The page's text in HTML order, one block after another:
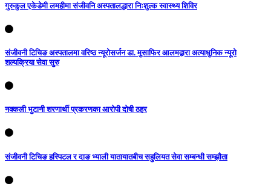
गुरुकुल एकेडेमी लमहीमा संजीवनि अस्पतालद्धारा निःशुल्क स्वास्थ्य शिविर
संजीवनी टिचिङ अस्पतालमा वरिष्ठ न्यूरोसर्जन डा. मुसाफिर आलमद्वारा अत्याधुनिक न्यूरो
शल्यक्रिया सेवा सुरु
नक्कली भुटानी शरणार्थी प्रकरणका आरोपी दोषी ठहर
संजीवनी टिचिङ हस्पिटल र दाङ भ्याली यातायातबीच सहुलियत सेवा सम्बन्धी सम्झौता